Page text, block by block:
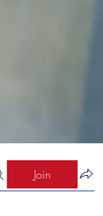
Join